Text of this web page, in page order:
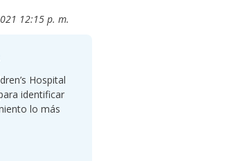
12:15 p. m.
Hospital
identificar
lo más